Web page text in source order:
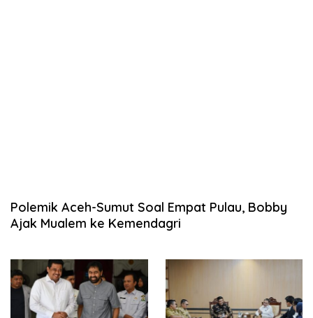
Polemik Aceh-Sumut Soal Empat Pulau, Bobby
Ajak Mualem ke Kemendagri